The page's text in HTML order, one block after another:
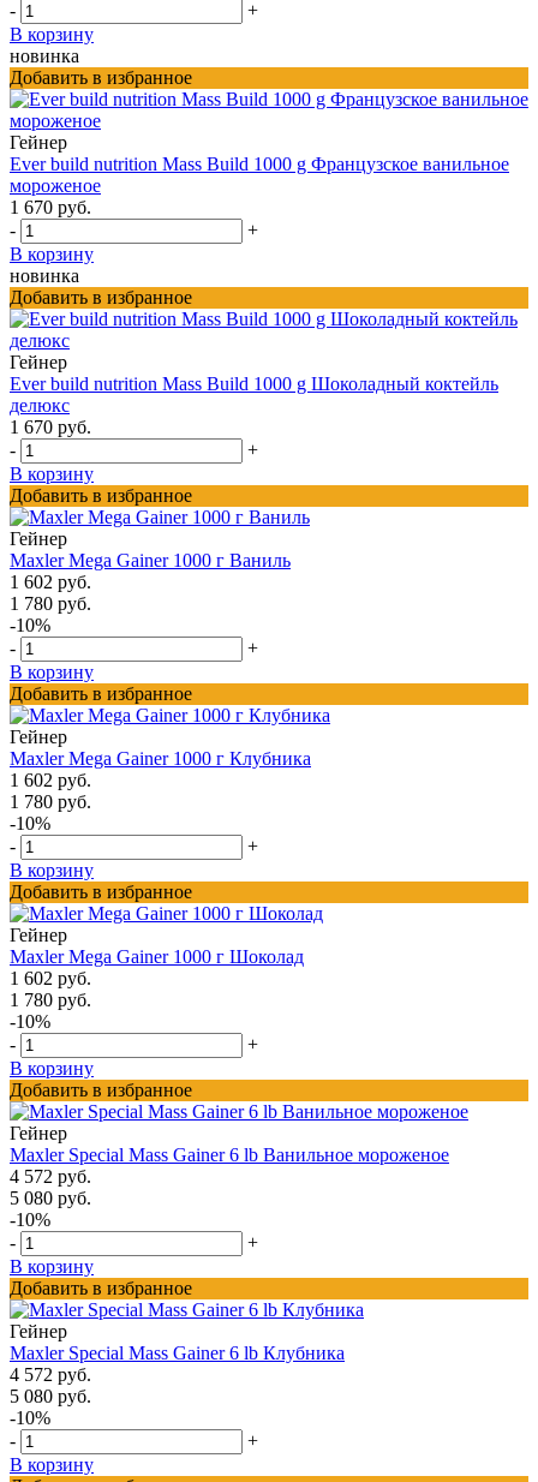
-
+
В корзину
новинка
Добавить в избранное
Гейнер
Ever build nutrition Mass Build 1000 g Французское ванильное
мороженое
1 670 руб.
-
+
В корзину
новинка
Добавить в избранное
Гейнер
Ever build nutrition Mass Build 1000 g Шоколадный коктейль
делюкс
1 670 руб.
-
+
В корзину
Добавить в избранное
Гейнер
Maxler Mega Gainer 1000 г Ваниль
1 602 руб.
1 780 руб.
-10%
-
+
В корзину
Добавить в избранное
Гейнер
Maxler Mega Gainer 1000 г Клубника
1 602 руб.
1 780 руб.
-10%
-
+
В корзину
Добавить в избранное
Гейнер
Maxler Mega Gainer 1000 г Шоколад
1 602 руб.
1 780 руб.
-10%
-
+
В корзину
Добавить в избранное
Гейнер
Maxler Special Mass Gainer 6 lb Ванильное мороженое
4 572 руб.
5 080 руб.
-10%
-
+
В корзину
Добавить в избранное
Гейнер
Maxler Special Mass Gainer 6 lb Клубника
4 572 руб.
5 080 руб.
-10%
-
+
В корзину